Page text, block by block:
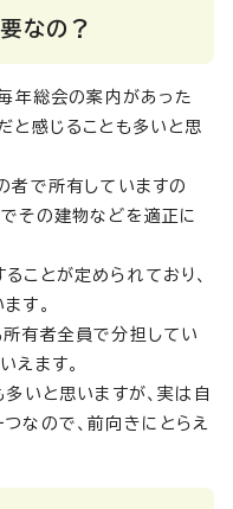
なの？
年総会の案内があった
と感じることも多いと思
者で所有していますの
その建物などを適正に
ことが定められており、
す。
有者全員で分担してい
えます。
いと思いますが、実は自
なので、前向きにとらえ